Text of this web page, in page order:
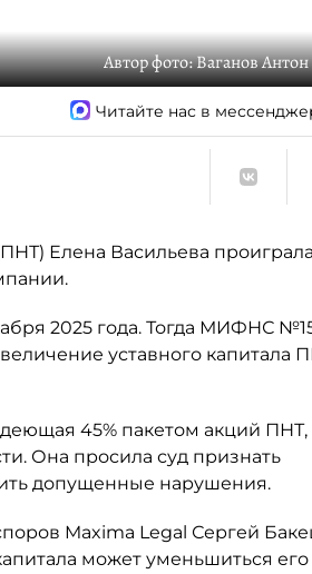
Автор фото:Ваганов
Читайте нас в
Елена Васильева
2025 года. Тогда МИФНС
уставного капитала
45% пакетом акций ПНТ,
Она просила суд признать
допущенные нарушения.
Maxima Legal Сергей
может уменьшиться его